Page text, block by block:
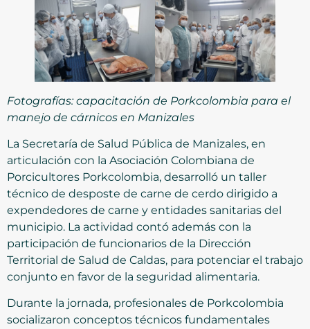
Fotografías: capacitación de Porkcolombia para el
manejo de cárnicos en Manizales
La Secretaría de Salud Pública de Manizales, en
articulación con la Asociación Colombiana de
Porcicultores Porkcolombia, desarrolló un taller
técnico de desposte de carne de cerdo dirigido a
expendedores de carne y entidades sanitarias del
municipio. La actividad contó además con la
participación de funcionarios de la Dirección
Territorial de Salud de Caldas, para potenciar el trabajo
conjunto en favor de la seguridad alimentaria.
Durante la jornada, profesionales de Porkcolombia
socializaron conceptos técnicos fundamentales